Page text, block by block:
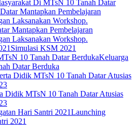
Di MTsN 10 Tanah Datar
Mantapkan Pembelajaran
Laksanakan Workshop.
Simulasi KSM 2021
Keluarga
Datar Berduka
Didik MTsN 10 Tanah Datar Atusias
Launching
2021